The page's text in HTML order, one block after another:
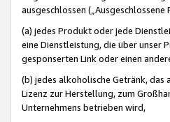
ausgeschlossen („Ausgeschlossene
(a) jedes Produkt oder jede
eine Dienstleistung, die über unser
gesponserten Link oder einen
(b) jedes alkoholische Getränk, das
Lizenz zur Herstellung, zum
Unternehmens betrieben wird,